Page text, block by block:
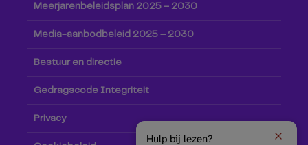
Meerjarenbeleidsplan 2025 – 2030
Media-aanbodbeleid 2025 – 2030
Bestuur en directie
Gedragscode Integriteit
Privacy
Hulp bij lezen?